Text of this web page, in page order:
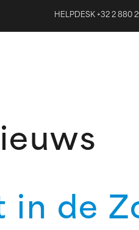
HELPDESK +32 2 880
in de